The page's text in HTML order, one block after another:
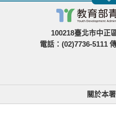
100218臺北市中正
電話：(02)7736-5111
關於本